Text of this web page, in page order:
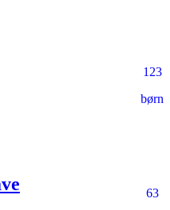
123
børn
63